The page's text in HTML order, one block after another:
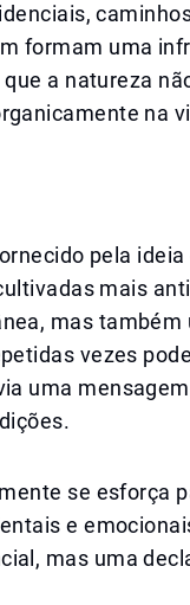
formam uma
a natureza
na
pela
mais
mas também
vezes
uma
se esforça
e
mas uma